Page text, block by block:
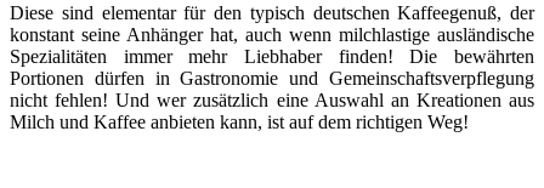
Diese sind elementar für den typisch deutschen Kaffeegenuß, der
konstant seine Anhänger hat, auch wenn milchlastige ausländische
Spezialitäten immer mehr Liebhaber finden! Die bewährten
Portionen dürfen in Gastronomie und Gemeinschaftsverpflegung
nicht fehlen! Und wer zusätzlich eine Auswahl an Kreationen aus
Milch und Kaffee anbieten kann, ist auf dem richtigen Weg!